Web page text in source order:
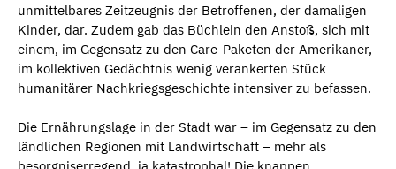
unmittelbares Zeitzeugnis der Betroffenen, der damaligen
Kinder, dar. Zudem gab das Büchlein den Anstoß, sich mit
einem, im Gegensatz zu den Care-Paketen der Amerikaner,
im kollektiven Gedächtnis wenig verankerten Stück
humanitärer Nachkriegsgeschichte intensiver zu befassen.
Die Ernährungslage in der Stadt war – im Gegensatz zu den
ländlichen Regionen mit Landwirtschaft – mehr als